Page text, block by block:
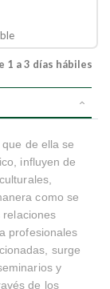
1 a 3 días hábiles
de ella se
influyen de
como se
relaciones
profesionales
surge
y
de los